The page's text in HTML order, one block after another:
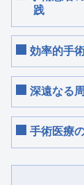
践
効率的手
深遠なる
手術医療